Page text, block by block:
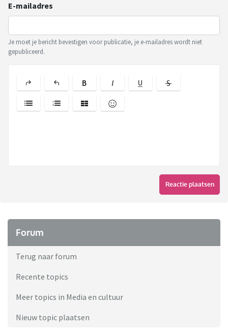
E-mailadres
Je moet je bericht bevestigen voor publicatie, je e-mailadres wordt niet
gepubliceerd.
Reactie plaatsen
Forum
Terug naar forum
Recente topics
Meer topics in Media en cultuur
Nieuw topic plaatsen